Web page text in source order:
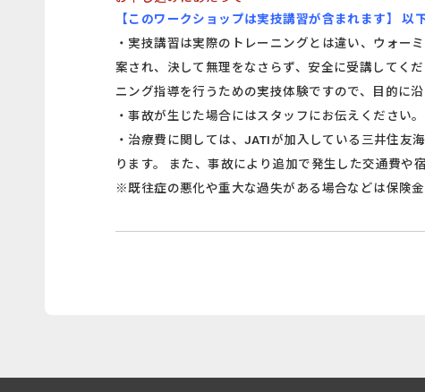
【このワークショップは実技講習が含まれます】 以
・実技講習は実際のトレーニングとは違い、ウォー
案され、決して無理をなさらず、安全に受講してく
ニング指導を行うための実技体験ですので、目的に沿
・事故が生じた場合にはスタッフにお伝えください
・治療費に関しては、JATIが加入している三井住友
ります。 また、事故により追加で発生した交通費や
※既往症の悪化や重大な過失がある場合などは保険